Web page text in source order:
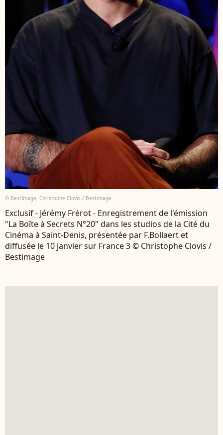
© BestImage, Christophe Clovis / Bestimage
Exclusif - Jérémy Frérot - Enregistrement de l'émission
"La Boîte à Secrets N°20" dans les studios de la Cité du
Cinéma à Saint-Denis, présentée par F.Bollaert et
diffusée le 10 janvier sur France 3 © Christophe Clovis /
Bestimage